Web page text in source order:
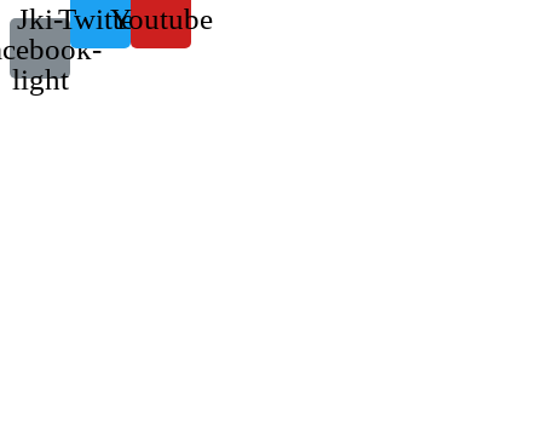
Jki-
light
TwitterYoutube